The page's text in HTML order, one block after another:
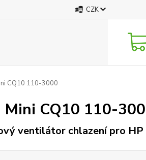
CZK
CQ10 110-3000
CQ10 110-
ventilátor chlazení pro